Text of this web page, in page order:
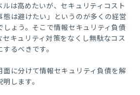
は高めたいが、セキュリティコスト
は避けたい」というのが多くの経営
しょう。そこで情報セキュリティ負債
セキュリティ対策をなくし無駄なコス
るべきです。
に分けて情報セキュリティ負債を解
します。